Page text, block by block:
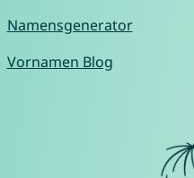
Namensgenerator
Vornamen Blog